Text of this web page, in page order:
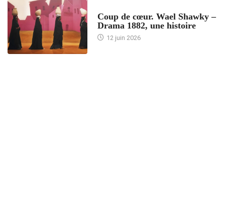
Coup de cœur. Wael Shawky –
Drama 1882, une histoire
12 juin 2026